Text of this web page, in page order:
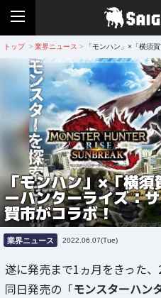
トップ > 業界ニュース > 「モンハン」×「横須
「モンハン」×「横
ーハンターライズ：
賀市がコラボ！
業界ニュース 2022.06.07(Tue)
遂に発売まで1ヵ月をきった
同日発売の「モンスターハン